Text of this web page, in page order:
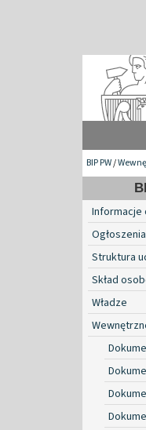
BIP PW/
Informacje
Ogłoszenia
Struktura
Skład
Władze